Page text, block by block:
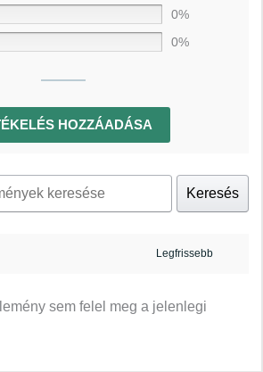
0%
0%
HOZZÁADÁSA
Keresés
sem felel meg a jelenlegi